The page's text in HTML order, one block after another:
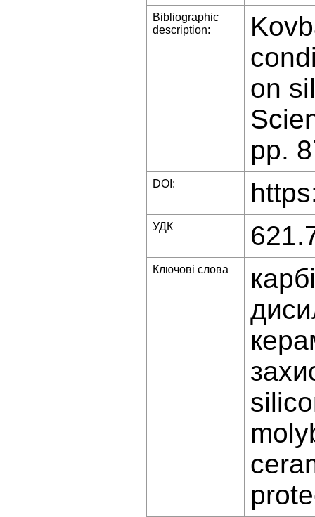
Bibliographic
description:
on
pp.
DOI:
УДК
Ключові слова